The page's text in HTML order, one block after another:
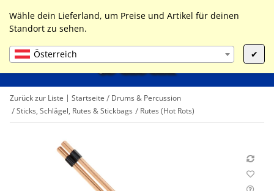
Wähle dein Lieferland, um Preise und Artikel für deinen
Standort zu sehen.
Österreich ✔
Liste ist leer
Zurück zur Liste Startseite
Drums & Percussion
Sticks, Schlägel, Rutes & Stickbags
Rutes (Hot Rots)